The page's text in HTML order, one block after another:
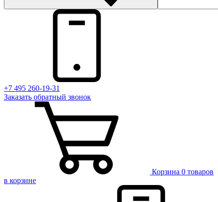
+7 495 260-19-31
Заказать обратный звонок
Корзина 0 товаров
в корзине